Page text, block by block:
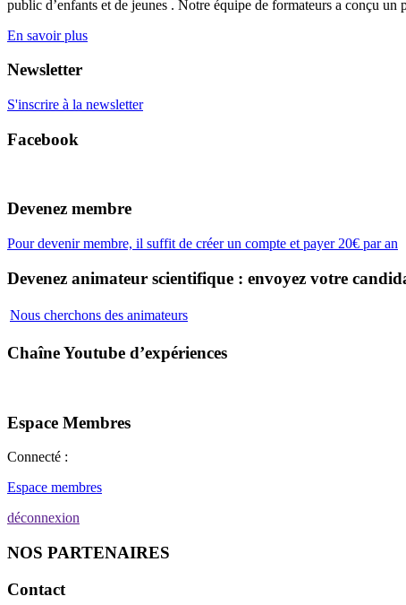
public d’enfants et de jeunes . Notre équipe de formateurs a conçu un
En savoir plus
Newsletter
S'inscrire à la newsletter
Facebook
Devenez membre
Pour devenir membre, il suffit de créer un compte et payer 20€ par an
Devenez animateur scientifique : envoyez votre
Nous cherchons des animateurs
Chaîne Youtube d’expériences
Espace Membres
Connecté :
Espace membres
déconnexion
NOS PARTENAIRES
Contact